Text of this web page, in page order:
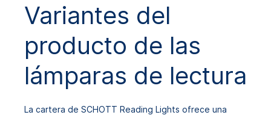
Variantes del
producto de las
lámparas de lectura
La cartera de SCHOTT Reading Lights ofrece una